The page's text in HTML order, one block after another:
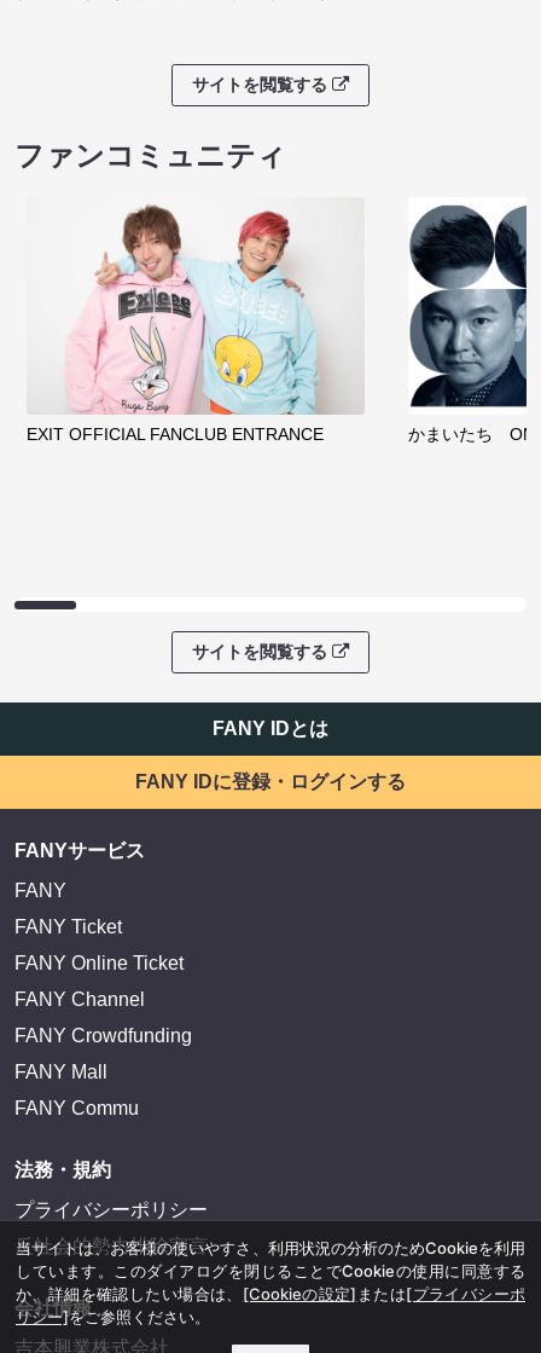
サイトを閲覧する
ファンコミュニティ
EXIT OFFICIAL FANCLUB ENTRANCE かまいたち
サイトを閲覧する
FANY IDとは
FANY IDに登録・ログインする
FANYサービス
FANY
FANY Ticket
FANY Online Ticket
FANY Channel
FANY Crowdfunding
FANY Mall
FANY Commu
法務・規約
プライバシーポリシー
反社会的勢力排除宣言
会社情報
吉本興業株式会社
当サイトは、お客様の使いやすさ、利用状況の分析のためCookieを利用
しています。このダイアログを閉じることでCookieの使用に同意する
か、詳細を確認したい場合は、 [Cookieの設定] または[プライバシーポ
リシー]をご参照ください。